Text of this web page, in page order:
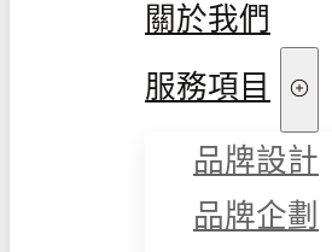
關於我們
服務項目
品牌設計
品牌企劃